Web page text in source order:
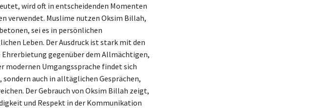
wird oft in entscheidenden Momenten
verwendet. Muslime nutzen Oksim Billah,
sei es in persönlichen
Leben. Der Ausdruck ist stark mit den
Ehrerbietung gegenüber dem Allmächtigen,
modernen Umgangssprache findet sich
auch in alltäglichen Gesprächen,
Der Gebrauch von Oksim Billah zeigt,
und Respekt in der Kommunikation